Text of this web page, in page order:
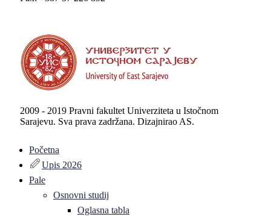
2009 - 2019 Pravni fakultet Univerziteta u Istočnom
Sarajevu. Sva prava zadržana. Dizajnirao AS.
Početna
Upis 2026
Pale
Osnovni studij
Oglasna tabla